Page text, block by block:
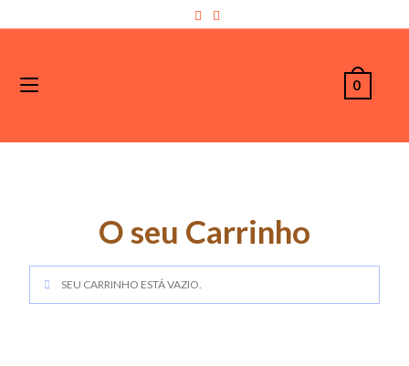
0
O seu Carrinho
SEU CARRINHO ESTÁ VAZIO.